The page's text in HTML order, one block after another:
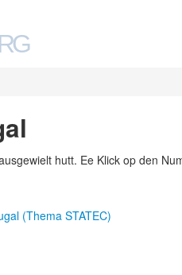
hutt. Ee Klick op den
(Thema STATEC)